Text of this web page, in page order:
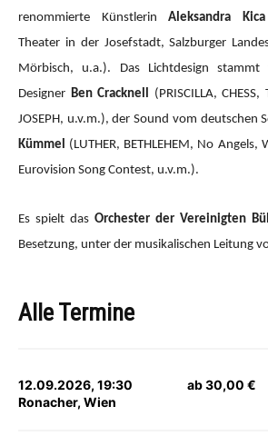
renommierte KünstlerinAleksandra Kica
Theater in der Josefstadt, Salzburger
Mörbisch, u.a.). Das Lichtdesign
Designer Ben Cracknell (PRISCILLA,
JOSEPH, u.v.m.), der Sound vom deutschen
Kümmel (LUTHER, BETHLEHEM, No
Eurovision Song Contest, u.v.m.).
Es spielt das Orchester der Vereinigten
Besetzung, unter der musikalischen Leitung
Alle Termine
12.09.2026, 19:30
Ronacher, Wien
ab 30,00 €